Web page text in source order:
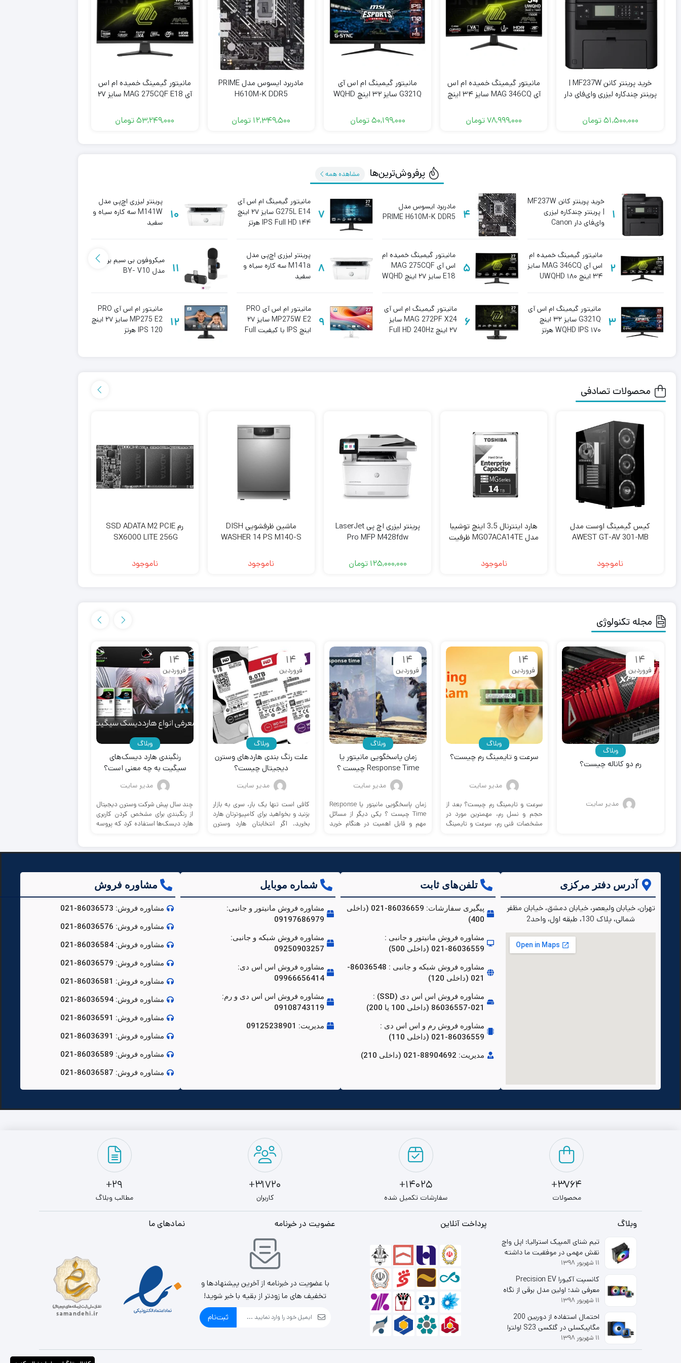
خرید پرینتر کانن MF237W |
پرینتر چندکاره لیزری وای‌فای دار
51,500,000تومان
مانیتور گیمینگ خمیده ام اس
آی MAG 346CQ سایز ۳۴ اینچ
78,999,000تومان
مانیتور گیمینگ ام اس آی
G321Q سایز ۳۲ اینچ WQHD
50,199,000تومان
مادربرد ایسوس مدل PRIME
H610M-K DDR5
12,349,500 تومان
مانیتور گیمینگ خمیده ام اس
آی MAG 275CQF E18 سایز ۲۷
53,249,000تومان
پرفروش‌ترین‌ها مشاهده همه
1
خرید پرینتر کانن MF237W
| پرینتر چندکاره لیزری
وای‌فای دار Canon
2
مانیتور گیمینگ خمیده ام
اس آی MAG 346CQ سایز
۳۴ اینچ UWQHD ۱۸۰
3
مانیتور گیمینگ ام اس آی
G321Q سایز ۳۲ اینچ
WQHD IPS ۱۷۰ هرتز
4
مادربرد ایسوس مدل
PRIME H610M-K DDR5
5
مانیتور گیمینگ خمیده ام
اس آی MAG 275CQF
E18 سایز ۲۷ اینچ WQHD
6
مانیتور گیمینگ ام اس آی
MAG 272PF X24 سایز
۲۷ اینچ Full HD 240Hz
7
مانیتور گیمینگ ام اس آی
G275L E14 سایز ۲۷ اینچ
IPS Full HD ۱۴۴ هرتز
8
پرینتر لیزری اچ‌پی مدل
M141a سه کاره سیاه و
سفید
9
مانیتور ام اس آی PRO
MP275W E2 سایز ۲۷
اینچ IPS با کیفیت Full
10
پرینتر لیزری اچ‌پی مدل
M141W سه کاره سیاه و
سفید
11
میکروفون بی سیم بویا
مدل BY- V10
12
مانیتور ام اس آی PRO
MP275 E2 سایز ۲۷ اینچ
IPS 120 هرتز
محصولات تصادفی
کیس گیمینگ اوست مدل
AWEST GT-AV 301-MB
ناموجود
هارد اینترنال 3.5 اینچ توشیبا
مدل MG07ACA14TE ظرفیت
ناموجود
پرینتر لیزری اچ‌ پی LaserJet
Pro MFP M428fdw
125,000,000 تومان
ماشین ظرفشویی DISH
WASHER 14 PS M140-S
ناموجود
رم SSD ADATA M2 PCIE
SX6000 LITE 256G
ناموجود
مجله تکنولوژی
وبلاگ
۱۴
فروردین
رم دو کاناله چیست؟
مدیر سایت
وبلاگ
۱۴
فروردین
سرعت و تایمینگ رم چیست؟
مدیر سایت
سرعت و تایمینگ رم چیست؟ بعد از
حجم و نسل رم، مهمترین مورد در
مشخصات فنی رم، سرعت و تایمینگ
وبلاگ
۱۴
فروردین
زمان پاسخگویی مانیتور یا
Response Time چیست ؟
مدیر سایت
زمان پاسخگویی مانیتور یا Response
Time چیست ؟ یکی دیگر از مسائل
مهم و قابل اهمیت در هنگام خرید
وبلاگ
۱۴
فروردین
علت رنگ بندی هاردهای وسترن
دیجیتال چیست؟
مدیر سایت
کافی است تنها یک بار، سری به بازار
بزنید و بخواهید برای کامپیوترتان هارد
بخرید. اگر انتخابتان هارد وسترن
وبلاگ
۱۴
فروردین
رنگبندی هارد دیسک‌های
سیگیت به چه معنی است؟
مدیر سایت
چند سال پیش شرکت وسترن دیجیتال
از رنگبندی برای مشخص کردن کاربری
هارد دیسک‌ها استفاده کرد که پروسه
آدرس دفتر مرکزی
تهران، خيابان وليعصر، خیابان دمشق، خیابان مظفر
شمالی، پلاک 130، طبقه اول، واحد2
تلفن‌های ثابت
پیگیری سفارشات: 86036659-021 (داخلی
400)
مشاوره فروش مانیتور و جانبی :
86036559-021 (داخلی 500)
مشاوره فروش شبکه و جانبی : 86036548-
021 (داخلی 120)
مشاوره فروش اس اس دی (SSD) :
86036557-021 (داخلی 100 یا 200)
مشاوره فروش رم و اس اس دی :
86036559-021 (داخلی 110)
مدیریت: 88904692-021 (داخلی 210)
شماره موبایل
مشاوره فروش مانیتور و جانبی:
09197686979
مشاوره فروش شبکه و جانبی:
09250903257
مشاوره فروش اس اس دی:
09966656414
مشاوره فروش اس اس دی و رم:
09108743119
مدیریت: 09125238901
مشاوره فروش
مشاوره فروش: 86036573-021
مشاوره فروش: 86036576-021
مشاوره فروش: 86036584-021
مشاوره فروش: 86036579-021
مشاوره فروش: 86036581-021
مشاوره فروش: 86036594-021
مشاوره فروش: 86036591-021
مشاوره فروش: 86036391-021
مشاوره فروش: 86036589-021
مشاوره فروش: 86036587-021
3764+
محصولات
14025+
سفارشات تکمیل شده
31720+
کاربران
29+
مطالب وبلاگ
وبلاگ
تیم شنای المپیک استرالیا: اپل واچ
نقش مهمی در موفقیت ما داشته
است
۱۱ شهریور ۱۳۹۸
کانسپت آکیورا Precision EV
معرفی شد؛ اولین مدل برقی از نگاه
شاخه لوکس هوندا
۱۱ شهریور ۱۳۹۸
احتمال استفاده از دوربین 200
مگاپیکسلی در گلکسی S23 اولترا
قوت گرفت
۱۱ شهریور ۱۳۹۸
پرداخت آنلاین عضویت در خبرنامه
با عضویت در خبرنامه از آخرین پیشنهادها و
تخفیف های ما زودتر از بقیه با خبر شوید!
ثبت‌نام
نمادهای ما